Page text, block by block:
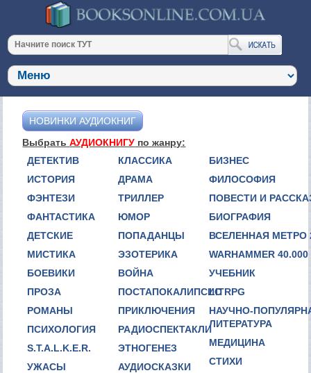
НОВИНКИ АУДИОКНИГ
ВыбратьАУДИОКНИГУ по жанру:
ДЕТЕКТИВ
ИСТОРИЯ
ФЭНТЕЗИ
ФАНТАСТИКА
ДЕТСКИЕ
МИСТИКА
БОЕВИКИ
ПРОЗА
РОМАНЫ
ПСИХОЛОГИЯ
S.T.A.L.K.E.R.
УЖАСЫ
КЛАССИКА
ДРАМА
ТРИЛЛЕР
ЮМОР
ПОПАДАНЦЫ
ЭЗОТЕРИКА
ВОЙНА
ПОСТАПОКАЛИПСИС
ПРИКЛЮЧЕНИЯ
РАДИОСПЕКТАКЛИ
ЭТНОГЕНЕЗ
АУДИОСКАЗКИ
БИЗНЕС
ФИЛОСОФИЯ
ПОВЕСТИ И
БИОГРАФИЯ
ВСЕЛЕННАЯ МЕТРО
WARHAMMER 40.000
УЧЕБНИК
LITRPG
НАУЧНО-
ЛИТЕРАТУРА
МЕДИЦИНА
СТИХИ